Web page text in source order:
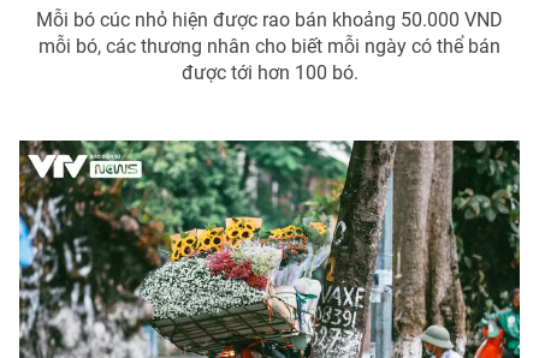
Mỗi bó cúc nhỏ hiện được rao bán khoảng 50.000 VND
mỗi bó, các thương nhân cho biết mỗi ngày có thể bán
được tới hơn 100 bó.